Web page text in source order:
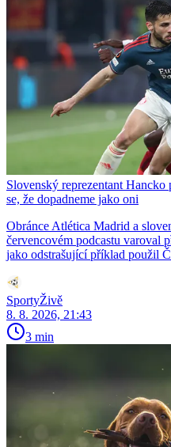
Slovenský reprezentant
se, že dopadneme jako oni
Obránce Atlética Madrid a
červencovém podcastu varoval
jako odstrašující příklad použil
SportyŽivě
8. 8. 2026, 21:43
3 min